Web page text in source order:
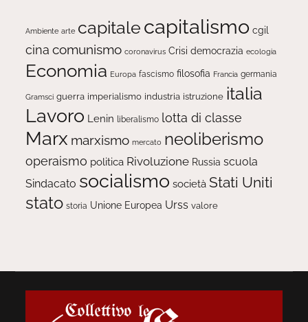
Ambiente arte capitale capitalismo cgil
cina comunismo coronavirus Crisi democrazia ecologia
Economia Europa fascismo filosofia Francia germania
Gramsci guerra imperialismo industria istruzione italia
Lavoro Lenin liberalismo lotta di classe
Marx marxismo mercato neoliberismo
operaismo politica Rivoluzione Russia scuola
Sindacato socialismo società Stati Uniti
stato storia Unione Europea Urss valore